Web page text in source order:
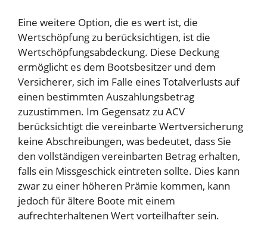
Eine weitere Option, die es wert ist, die
Wertschöpfung zu berücksichtigen, ist die
Wertschöpfungsabdeckung. Diese Deckung
ermöglicht es dem Bootsbesitzer und dem
Versicherer, sich im Falle eines Totalverlusts auf
einen bestimmten Auszahlungsbetrag
zuzustimmen. Im Gegensatz zu ACV
berücksichtigt die vereinbarte Wertversicherung
keine Abschreibungen, was bedeutet, dass Sie
den vollständigen vereinbarten Betrag erhalten,
falls ein Missgeschick eintreten sollte. Dies kann
zwar zu einer höheren Prämie kommen, kann
jedoch für ältere Boote mit einem
aufrechterhaltenen Wert vorteilhafter sein.